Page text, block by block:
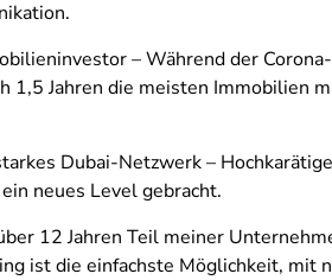
– Während der
1,5 Jahren die meisten Immobilien
Dubai-Netzwerk –
neues Level gebracht.
12 Jahren Teil meiner
ist die einfachste Möglichkeit, mit